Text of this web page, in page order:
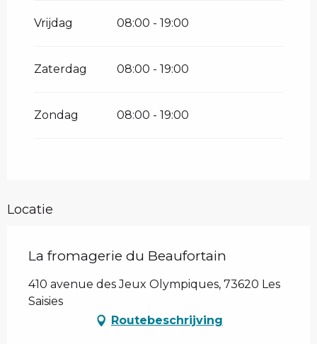
Vrijdag 08:00 - 19:00
Zaterdag 08:00 - 19:00
Zondag 08:00 - 19:00
Locatie
La fromagerie du Beaufortain
410 avenue des Jeux Olympiques, 73620 Les
Saisies
Routebeschrijving